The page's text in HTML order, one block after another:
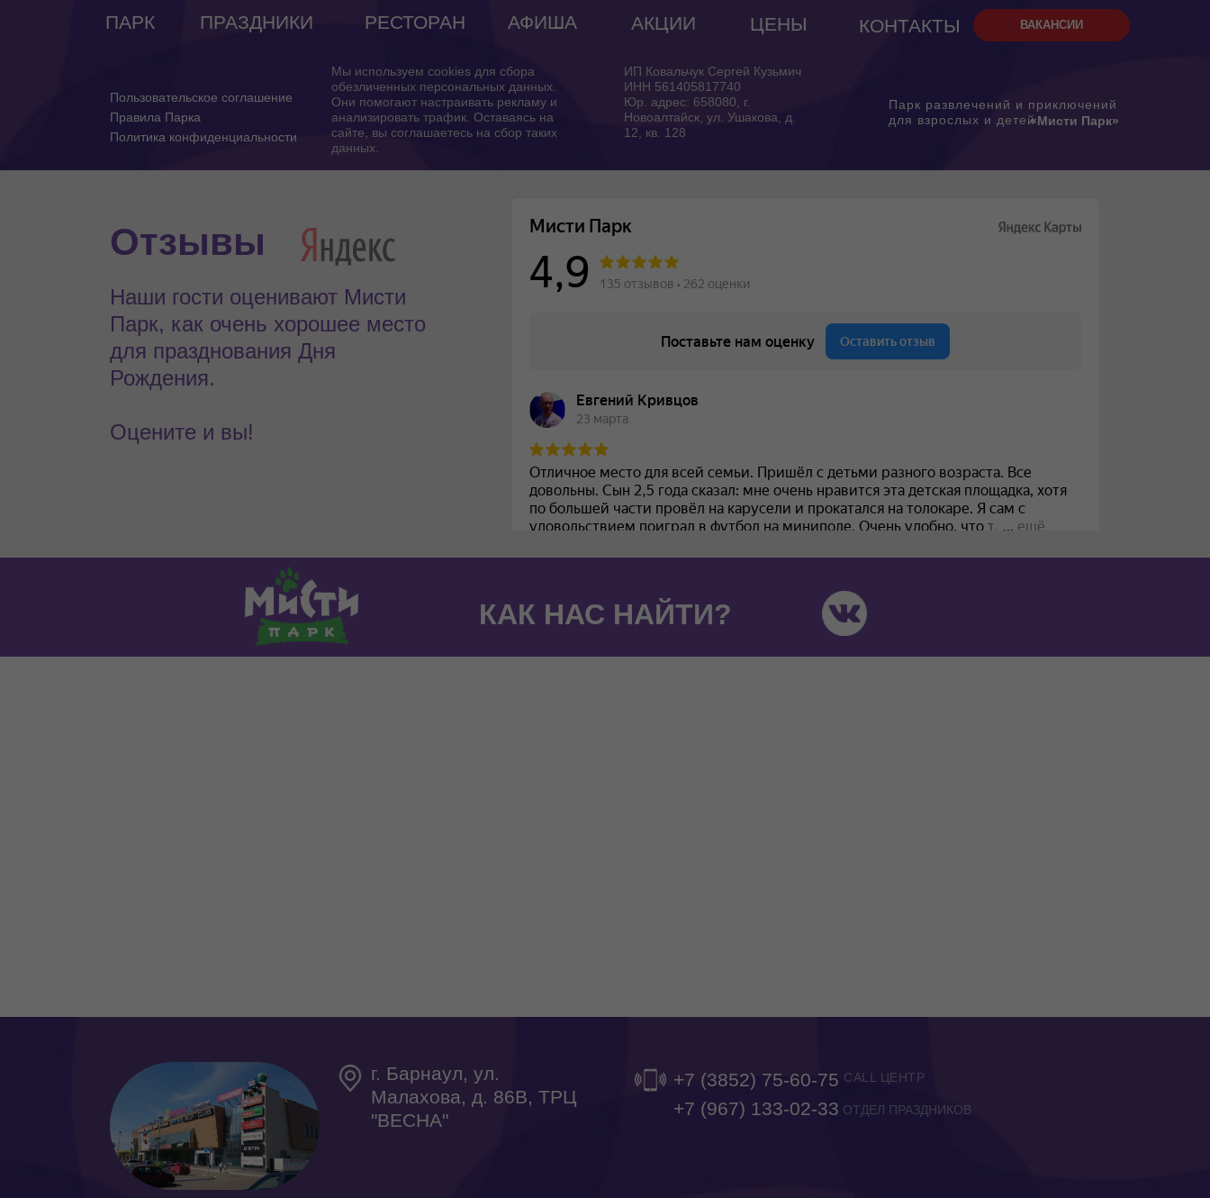
Пользовательское соглашение
Правила Парка
Политика конфиденциальности
ИП Ковальчук Сергей Кузьмич
ИНН 561405817740
Юр. адрес: 658080, г.
Новоалтайск, ул. Ушакова, д.
12, кв. 128
Парк развлечений и приключений
для взрослых и детей
Мы используем cookies для сбора
обезличенных персональных данных.
Они помогают настраивать рекламу и
анализировать трафик. Оставаясь на
сайте, вы соглашаетесь на сбор таких
данных.
«Мисти Парк»
ПАРК ПРАЗДНИКИ РЕСТОРАН ЦЕНЫ КОНТАКТЫ
АФИША АКЦИИ ВАКАНСИИ
Отзывы
Наши гости оценивают Мисти
Парк, как очень хорошее место
для празднования Дня
Рождения.
Оцените и вы!
КАК НАС НАЙТИ?
г. Барнаул, ул.
Малахова, д. 86В, ТРЦ
"ВЕСНА"
+7 (3852) 75-60-75
+7 (967) 133-02-33 ОТДЕЛ ПРАЗДНИКОВ
CALL ЦЕНТР